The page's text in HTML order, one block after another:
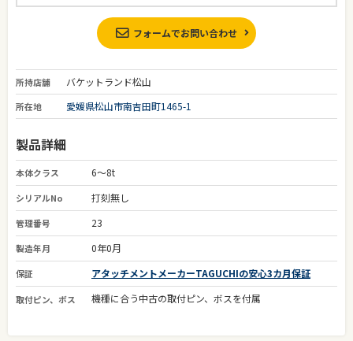
フォームでお問い合わせ
所持店舗 バケットランド松山
所在地 愛媛県松山市南吉田町1465-1
製品詳細
本体クラス 6～8t
シリアルNo 打刻無し
管理番号 23
製造年月 0年0月
保証 アタッチメントメーカーTAGUCHIの安心3カ月保証
取付ピン、ボス 機種に合う中古の取付ピン、ボスを付属